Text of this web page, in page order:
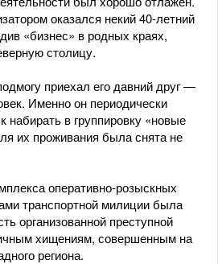
оказался некий 40-летний
«бизнес» в родных краях,
столицу.
приехал его давний друг —
Именно он периодически
набирать в группировку «новые
их проживания была снята не
оперативно-розыскных
транспортной милиции была
организованной преступной
хищениям, совершенным на
региона.